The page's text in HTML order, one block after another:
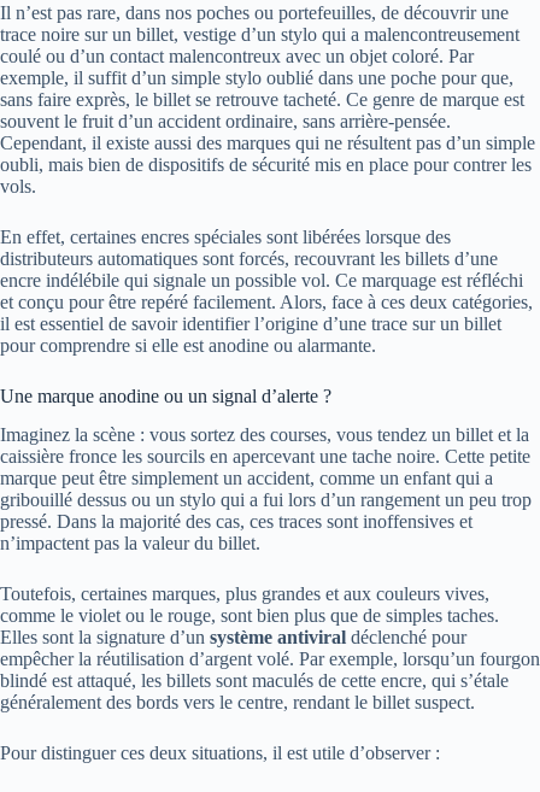
Il n’est pas rare, dans nos poches ou portefeuilles, de découvrir une
trace noire sur un billet, vestige d’un stylo qui a malencontreusement
coulé ou d’un contact malencontreux avec un objet coloré. Par
exemple, il suffit d’un simple stylo oublié dans une poche pour que,
sans faire exprès, le billet se retrouve tacheté. Ce genre de marque est
souvent le fruit d’un accident ordinaire, sans arrière-pensée.
Cependant, il existe aussi des marques qui ne résultent pas d’un simple
oubli, mais bien de dispositifs de sécurité mis en place pour contrer les
vols.
En effet, certaines encres spéciales sont libérées lorsque des
distributeurs automatiques sont forcés, recouvrant les billets d’une
encre indélébile qui signale un possible vol. Ce marquage est réfléchi
et conçu pour être repéré facilement. Alors, face à ces deux catégories,
il est essentiel de savoir identifier l’origine d’une trace sur un billet
pour comprendre si elle est anodine ou alarmante.
Une marque anodine ou un signal d’alerte ?
Imaginez la scène : vous sortez des courses, vous tendez un billet et la
caissière fronce les sourcils en apercevant une tache noire. Cette petite
marque peut être simplement un accident, comme un enfant qui a
gribouillé dessus ou un stylo qui a fui lors d’un rangement un peu trop
pressé. Dans la majorité des cas, ces traces sont inoffensives et
n’impactent pas la valeur du billet.
Toutefois, certaines marques, plus grandes et aux couleurs vives,
comme le violet ou le rouge, sont bien plus que de simples taches.
Elles sont la signature d’un système antiviral déclenché pour
empêcher la réutilisation d’argent volé. Par exemple, lorsqu’un fourgon
blindé est attaqué, les billets sont maculés de cette encre, qui s’étale
généralement des bords vers le centre, rendant le billet suspect.
Pour distinguer ces deux situations, il est utile d’observer :